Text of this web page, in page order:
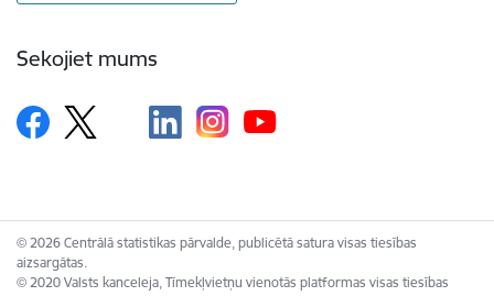
Sekojiet mums
© 2026 Centrālā statistikas pārvalde, publicētā satura visas tiesības
aizsargātas.
© 2020 Valsts kanceleja, Tīmekļvietņu vienotās platformas visas tiesības